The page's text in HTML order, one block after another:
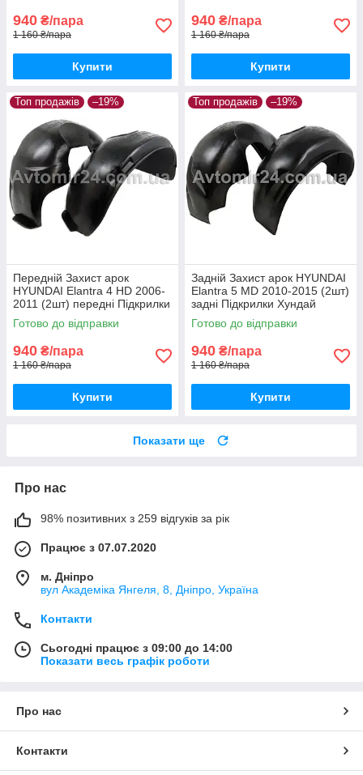
940 ₴/пара
1 160 ₴/пара
Купити
940 ₴/пара
1 160 ₴/пара
Купити
Топ продажів –19%
Передній Захист арок
HYUNDAI Elantra 4 HD 2006-
2011 (2шт) передні Підкрилки
Хюндай Елантра 4 НД пара
передніх
Готово до відправки
940 ₴/пара
1 160 ₴/пара
Купити
Топ продажів –19%
Задній Захист арок HYUNDAI
Elantra 5 MD 2010-2015 (2шт)
задні Підкрилки Хундай
Елантра 5 МД пара задніх
Готово до відправки
940 ₴/пара
1 160 ₴/пара
Купити
Показати ще
Про нас
98% позитивних з 259 відгуків за рік
Працює з 07.07.2020
м. Дніпро
вул Академіка Янгеля, 8, Дніпро, Україна
Контакти
Сьогодні працює з 09:00 до 14:00
Показати весь графік роботи
Про нас
Контакти